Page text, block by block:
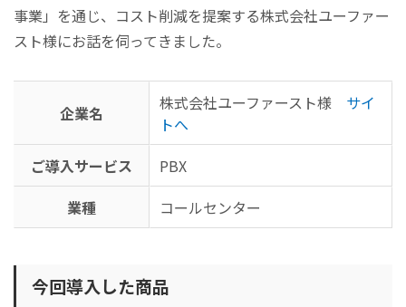
事業」を通じ、コスト削減を提案する株式会社ユーファー
スト様にお話を伺ってきました。
企業名 株式会社ユーファースト様 サイ
トへ
ご導入サービス
PBX
業種
コールセンター
今回導入した商品